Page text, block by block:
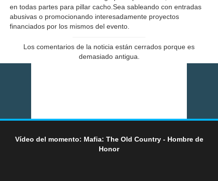
en todas partes para pillar cacho.Sea sableando con entradas
abusivas o promocionando interesadamente proyectos
financiados por los mismos del evento.
Los comentarios de la noticia están cerrados porque es
demasiado antigua.
Vídeo del momento: Mafia: The Old Country - Hombre de
Honor